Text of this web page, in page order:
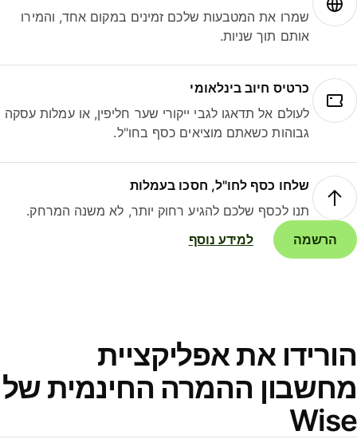
שמרו את המטבעות שלכם זמינים במקום אחד, והמירו
אותם תוך שניות.
כרטיס חיוב בינלאומי
לעולם אל תדאגו לגבי ייקורי שער חליפין, או עמלות עסקה
גבוהות כשאתם מוציאים כסף בחו"ל.
שלחו כסף לחו"ל, חסכו בעמלות
תנו לכסף שלכם להגיע רחוק יותר, לא משנה המרחק.
הרשמה
למידע נוסף
את אפליקציית
ההמרה החינמית של